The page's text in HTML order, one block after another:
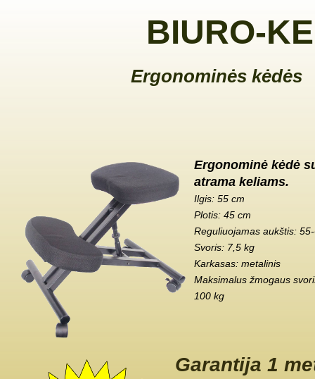
BIURO-
Ergonominės kėdės
Ergonominė kėdė
atrama keliams.
Ilgis: 55 cm
Plotis: 45 cm
Reguliuojamas aukštis:
Svoris: 7,5 kg
Karkasas: metalinis
Maksimalus žmogaus
100 kg
Garantija 1